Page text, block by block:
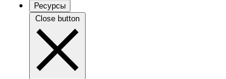
Ресурсы
Close button